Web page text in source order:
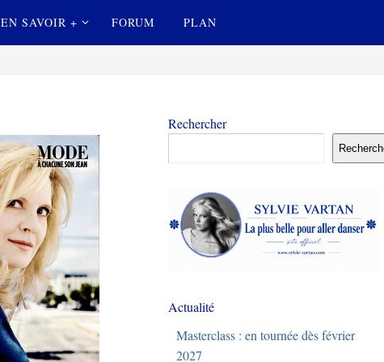
EN SAVOIR + FORUM PLAN
Rechercher
Actualité
Masterclass : en tournée dès février
2027